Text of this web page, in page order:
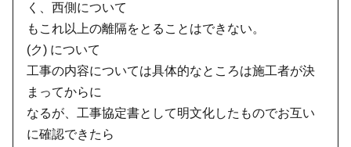
く、西側について
もこれ以上の離隔をとることはできない。
(ク) について
工事の内容については具体的なところは施工者が決
まってからに
なるが、工事協定書として明文化したものでお互い
に確認できたら